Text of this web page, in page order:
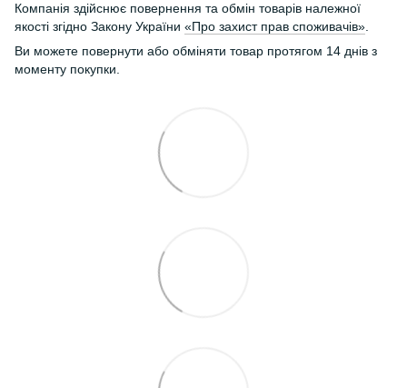
Компанія здійснює повернення та обмін товарів належної
якості згідно Закону України «Про захист прав споживачів».
Ви можете повернути або обміняти товар протягом 14 днів з
моменту покупки.